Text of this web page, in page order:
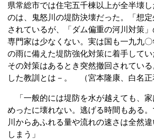
県常総市では住宅五千棟以上が全半壊
のは、鬼怒川の堤防決壊だった。「想
されているが、「ダム偏重の河川対策
専門家は少なくない。実は国も一九九
の雨に備えた堤防強化対策に着手してい
その対策はあるとき突然撤回されてい
した教訓とは－。 （宮本隆康、白名正
「一般的には堤防を水が越えても、
めったに壊れない。逃げる時間もある
川からあふれる量や流れの速さは全然
しまう」